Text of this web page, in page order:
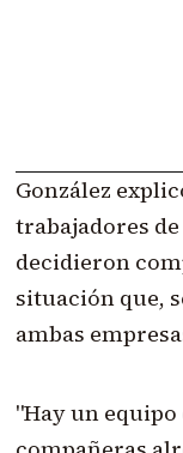
González
trabajadores
decidieron
situación que,
ambas
"Hay un